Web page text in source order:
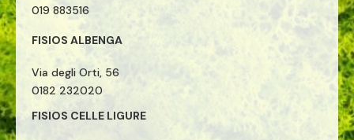
019 883516
FISIOS ALBENGA
Via degli Orti, 56
0182 232020
FISIOS CELLE LIGURE